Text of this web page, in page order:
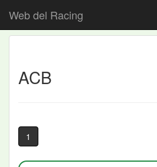
Web del Racing
ACB
1